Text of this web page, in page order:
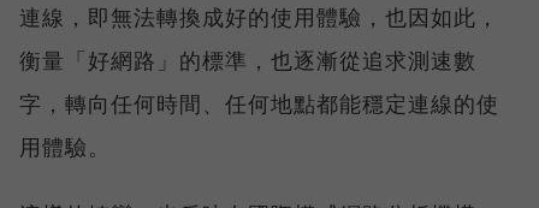
連線，即無法轉換成好的使用體驗，也因如此，
衡量「好網路」的標準，也逐漸從追求測速數
字，轉向任何時間、任何地點都能穩定連線的使
用體驗。